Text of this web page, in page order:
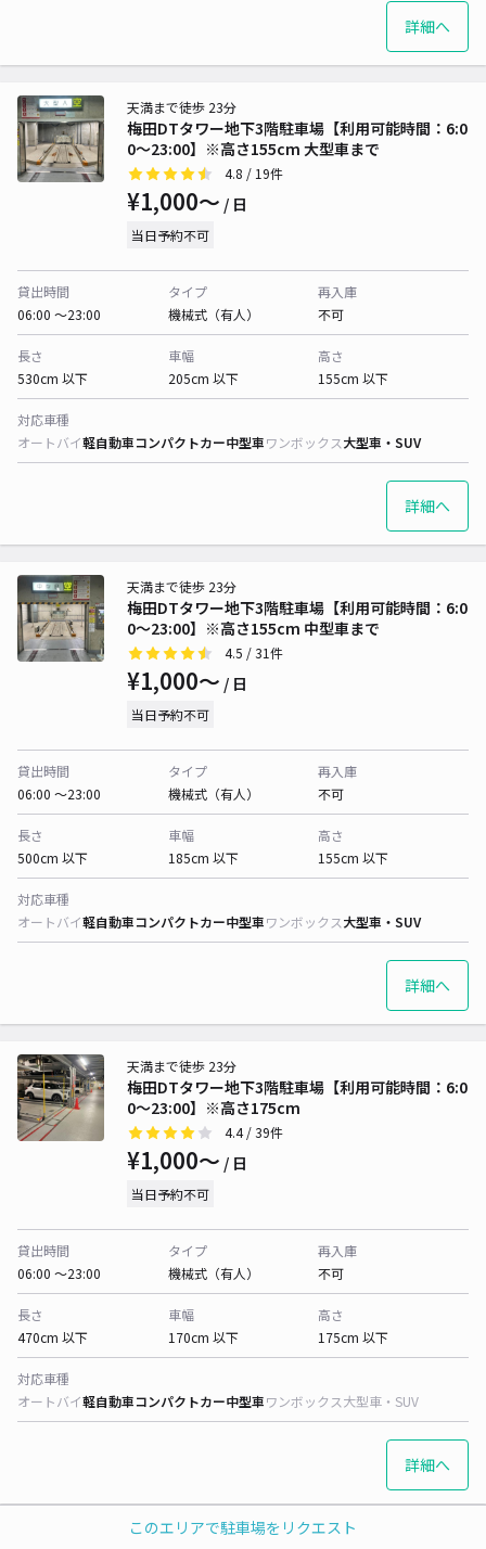
このエリアで駐車場をリクエスト
詳細へ
梅田DTタワー地下3階駐車場【利用可能時間：6:0
0～23:00】※高さ155cm 大型車まで
天満まで徒歩 23分
4.8 / 19件
¥1,000〜 / 日
当日予約不可
貸出時間
06:00 〜23:00
タイプ
機械式（有人）
再入庫
不可
長さ
530cm 以下
車幅
205cm 以下
高さ
155cm 以下
対応車種
オートバイ軽自動車コンパクトカー中型車ワンボックス大型車・SUV
詳細へ
梅田DTタワー地下3階駐車場【利用可能時間：6:0
0～23:00】※高さ155cm 中型車まで
天満まで徒歩 23分
4.5 / 31件
¥1,000〜 / 日
当日予約不可
貸出時間
06:00 〜23:00
タイプ
機械式（有人）
再入庫
不可
長さ
500cm 以下
車幅
185cm 以下
高さ
155cm 以下
対応車種
オートバイ軽自動車コンパクトカー中型車ワンボックス大型車・SUV
詳細へ
梅田DTタワー地下3階駐車場【利用可能時間：6:0
0～23:00】※高さ175cm
天満まで徒歩 23分
4.4/ 39件
¥1,000〜 / 日
当日予約不可
貸出時間
06:00 〜23:00
タイプ
機械式（有人）
再入庫
不可
長さ
470cm 以下
車幅
170cm 以下
高さ
175cm 以下
対応車種
オートバイ軽自動車コンパクトカー中型車ワンボックス大型車・SUV
詳細へ